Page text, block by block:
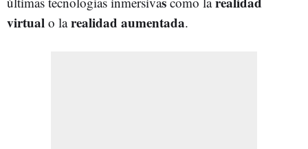
virtual o larealidad aumentada.